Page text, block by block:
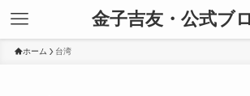
金子吉友・公式ブ
ホーム 台湾